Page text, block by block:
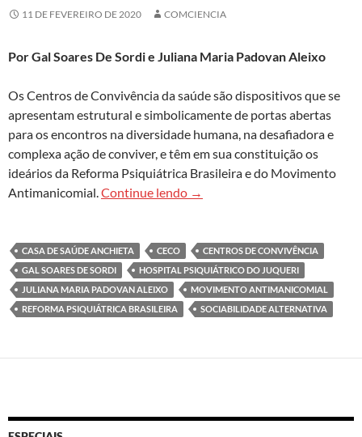
11 DE FEVEREIRO DE 2020 COMCIENCIA
Por Gal Soares De Sordi e Juliana Maria Padovan Aleixo
Os Centros de Convivência da saúde são dispositivos que se
apresentam estrutural e simbolicamente de portas abertas
para os encontros na diversidade humana, na desafiadora e
complexa ação de conviver, e têm em sua constituição os
ideários da Reforma Psiquiátrica Brasileira e do Movimento
Antimanicomial.Continue lendo O que sustenta a convivência
→
CASA DE SAÚDE ANCHIETA CECO
CENTROS DE CONVIVÊNCIA
GAL SOARES DE SORDI
HOSPITAL PSIQUIÁTRICO DO JUQUERI
JULIANA MARIA PADOVAN ALEIXO
MOVIMENTO ANTIMANICOMIAL
REFORMA PSIQUIÁTRICA BRASILEIRA
SOCIABILIDADE ALTERNATIVA